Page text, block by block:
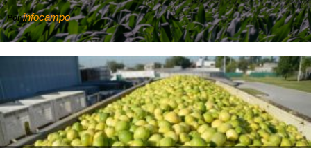
Porinfocampo